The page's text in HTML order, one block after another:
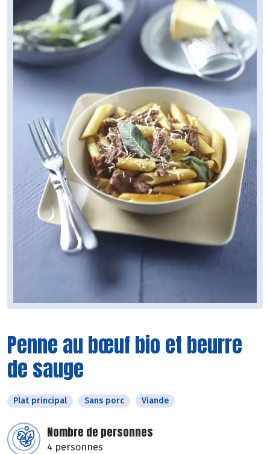
Penne au bœuf bio et beurre
de sauge
Plat principal Sans porc Viande
Nombre de personnes
4 personnes